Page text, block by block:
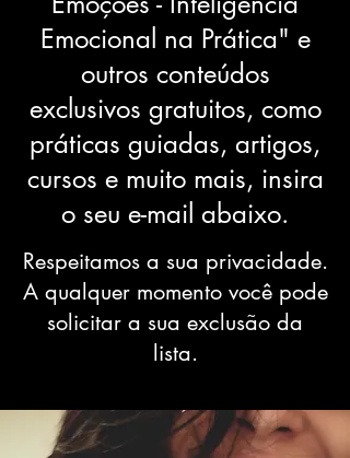
Emocional na Prática" e
outros conteúdos
exclusivos gratuitos, como
práticas guiadas, artigos,
cursos e muito mais, insira
o seu e-mail abaixo.
Respeitamos a sua privacidade.
A qualquer momento você pode
solicitar a sua exclusão da
lista.